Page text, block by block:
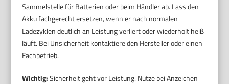
Sammelstelle für Batterien oder beim Händler ab. Lass den
Akku fachgerecht ersetzen, wenn er nach normalen
Ladezyklen deutlich an Leistung verliert oder wiederholt heiß
läuft. Bei Unsicherheit kontaktiere den Hersteller oder einen
Fachbetrieb.
Wichtig:Sicherheit geht vor Leistung. Nutze bei Anzeichen